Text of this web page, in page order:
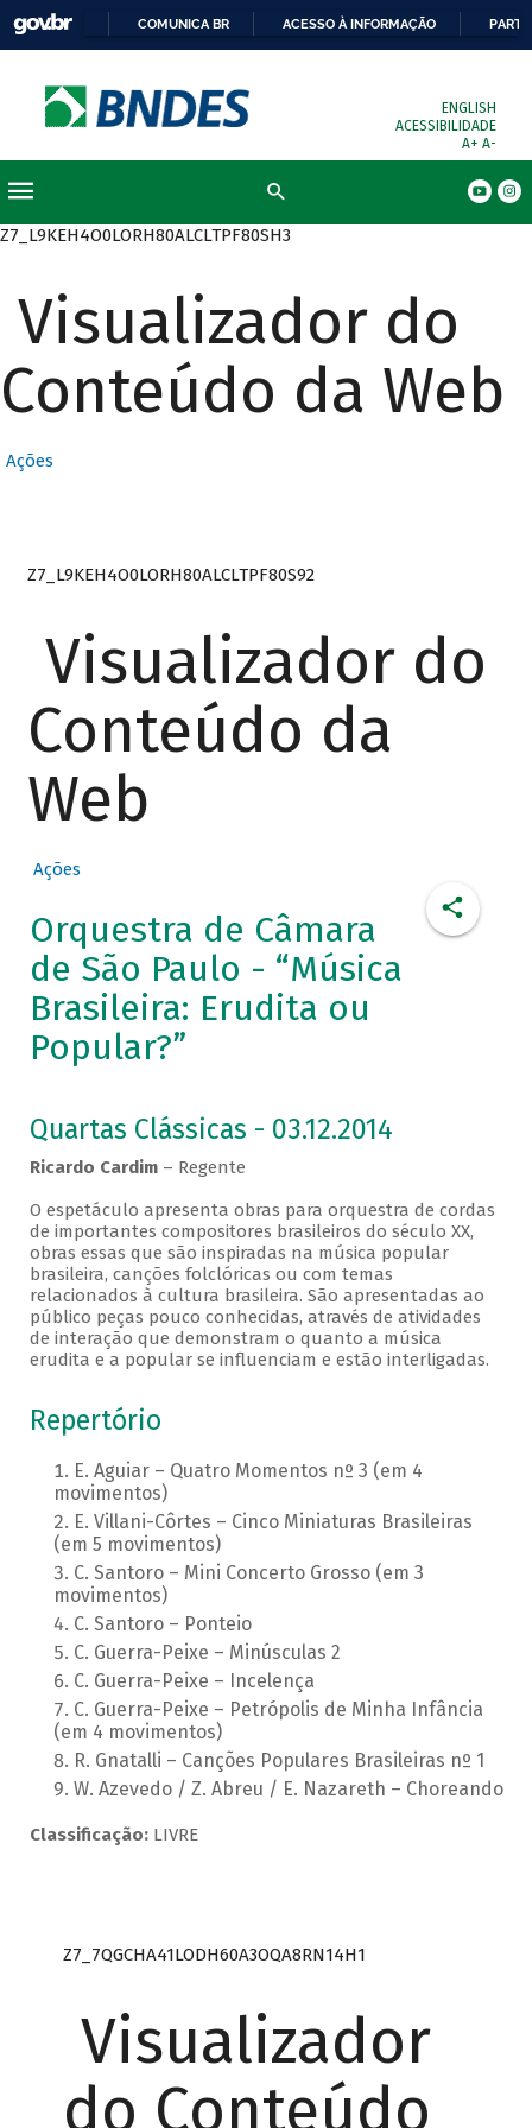
COMUNICA BR ACESSO À INFORMAÇÃO
ENGLISH
ACESSIBILIDADE
A+ A-
Z7_L9KEH4O0LORH80ALCLTPF80SH3
Visualizador do
Conteúdo da Web
Ações
Z7_L9KEH4O0LORH80ALCLTPF80S92
Visualizador do
Conteúdo da
Web
Ações
Orquestra de Câmara
de São Paulo - “Música
Brasileira: Erudita ou
Popular?”
Quartas Clássicas - 03.12.2014
Ricardo Cardim – Regente
O espetáculo apresenta obras para orquestra de cordas
de importantes compositores brasileiros do século XX,
obras essas que são inspiradas na música popular
brasileira, canções folclóricas ou com temas
relacionados à cultura brasileira. São apresentadas ao
público peças pouco conhecidas, através de atividades
de interação que demonstram o quanto a música
erudita e a popular se influenciam e estão interligadas.
Repertório
E. Aguiar – Quatro Momentos nº 3 (em 4
movimentos)
E. Villani-Côrtes – Cinco Miniaturas Brasileiras
(em 5 movimentos)
C. Santoro – Mini Concerto Grosso (em 3
movimentos)
C. Santoro – Ponteio
C. Guerra-Peixe – Minúsculas 2
C. Guerra-Peixe – Incelença
C. Guerra-Peixe – Petrópolis de Minha Infância
(em 4 movimentos)
R. Gnatalli – Canções Populares Brasileiras nº 1
W. Azevedo / Z. Abreu / E. Nazareth – Choreando
Classificação:LIVRE
Z7_7QGCHA41LODH60A3OQA8RN14H1
Visualizador
do Conteúdo